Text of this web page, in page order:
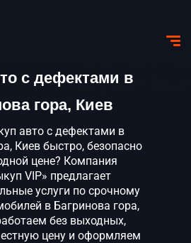
с дефектами в
гора, Киев
авто с дефектами в
Киев быстро, безопасно
цене? Компания
VIP» предлагает
услуги по срочному
в Багринова гора,
без выходных,
цену и оформляем